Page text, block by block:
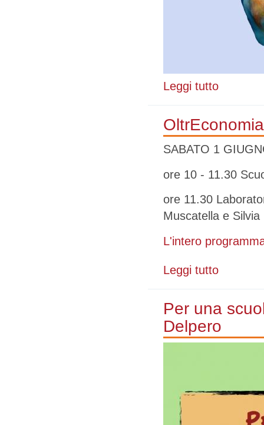
Leggi tutto
SABATO 1
ore 10 - 11.30
ore 11.30
Muscatella e Silvia
L'intero
Leggi tutto
Per una
Delpero